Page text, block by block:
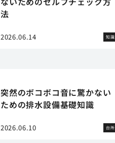
法
2026.06.14 知識
突然のボコボコ音に驚かない
ための排水設備基礎知識
2026.06.10 台所